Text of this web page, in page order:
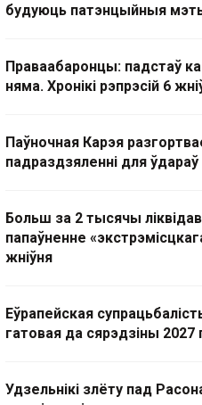
будуюць патэнцыйныя
Праваабаронцы: падстаў
няма. Хронікі рэпрэсій 6
Паўночная Карэя
падраздзяленні для ўдараў
Больш за 2 тысячы
папаўненне
жніўня
Еўрапейская
гатовая да сярэдзіны 2027
Удзельнікі злёту пад